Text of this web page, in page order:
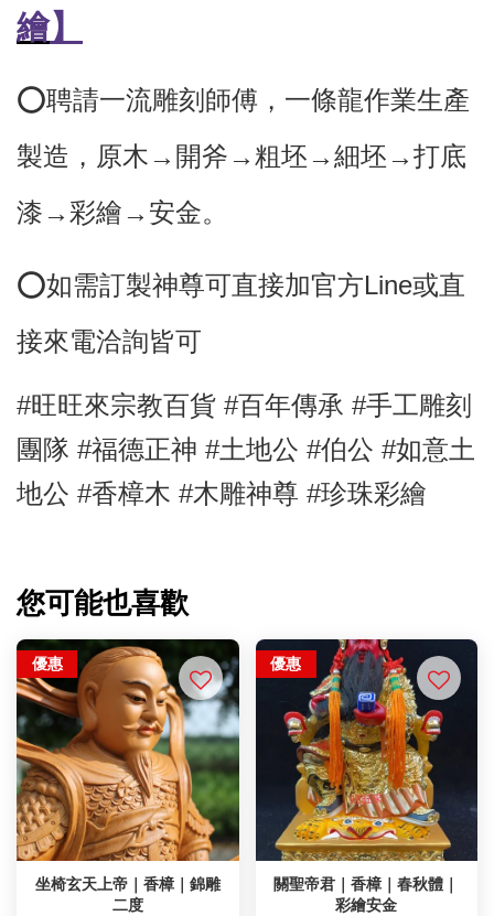
繪】
⭕️聘請一流雕刻師傅， 一條龍作業生產
製造，原木→開斧→粗坯→細坯→打底
漆→彩繪→安金。
⭕如需訂製神尊可直接加官方Line或直
接來電洽詢皆可
#旺旺來宗教百貨 #百年傳承 #手工雕刻
團隊 #福德正神 #土地公 #伯公 #如意土
地公 #香樟木 #木雕神尊 #珍珠彩繪
您可能也喜歡
優惠
坐椅玄天上帝｜香樟｜錦雕
二度
優惠
關聖帝君｜香樟｜春秋體｜
彩繪安金